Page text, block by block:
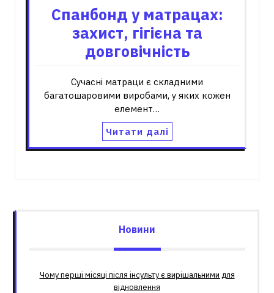
Спанбонд у матрацах:
захист, гігієна та
довговічність
Сучасні матраци є складними
багатошаровими виробами, у яких кожен
елемент…
Читати далі
Новини
Чому перші місяці після інсульту є вирішальними для
відновлення